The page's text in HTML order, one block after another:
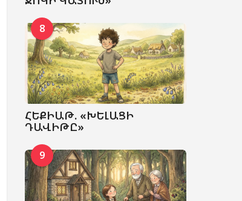
8
ՀԵՔԻԱԹ. «ԽԵԼԱՑԻ
ԴԱՎԻԹԸ»
9